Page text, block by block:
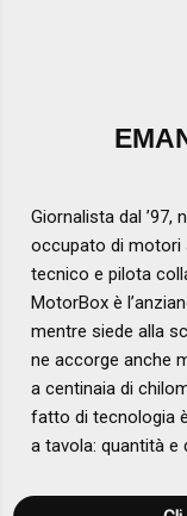
Giornalista dal ’97,
occupato di motori
tecnico e pilota
MotorBox è
mentre siede alla
ne accorge anche
a centinaia di
fatto di tecnologia
a tavola: quantità e